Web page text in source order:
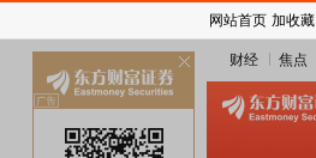
财经 焦点
网站首页 加收藏
关